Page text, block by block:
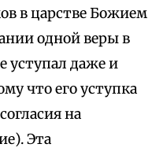
в царстве Божием
одной веры в
уступал даже и
что его уступка
на
Эта